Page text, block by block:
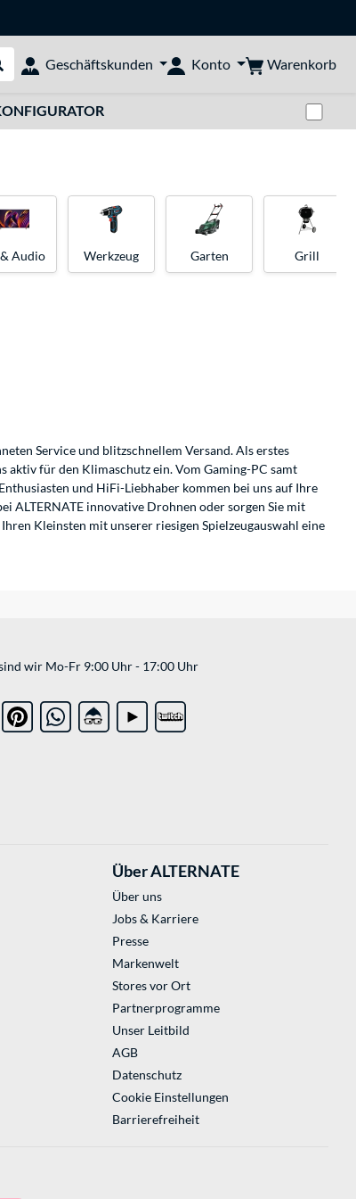
durchführen
Geschäftskunden Konto Warenkorb
Audio Werkzeug Garten Grill
Service und blitzschnellem Versand. Als erstes
aktiv für den Klimaschutz ein. Vom Gaming-PC samt
und HiFi-Liebhaber kommen bei uns auf Ihre
ALTERNATE innovative Drohnen oder sorgen Sie mit
Kleinsten mit unserer riesigen Spielzeugauswahl eine
wir Mo-Fr 9:00 Uhr - 17:00 Uhr
Über ALTERNATE
Über uns
Jobs & Karriere
Presse
Markenwelt
Stores vor Ort
Partnerprogramme
Unser Leitbild
AGB
Datenschutz
Cookie Einstellungen
Barrierefreiheit